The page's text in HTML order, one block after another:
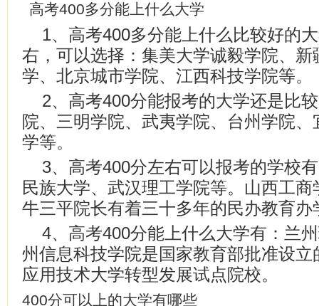
高考400多分能上什么大学
1、高考400多分能上什么比较好的
右，可以选择：集美大学诚毅学院、
学、北京城市学院、江西科技学院等。
2、高考400分能报考的大学还是比
院、三明学院、武夷学院、台州学院
学等。
3、高考400分左右可以报考的学校
民族大学、武汉理工学院等。山西工
牛三平院长有着三十多年的民办教育办
4、高考400分能上什么大学有：兰
州信息科技学院是国家教育部批准设
应用技术大学转型发展试点院校。
400分可以上的大学有哪些